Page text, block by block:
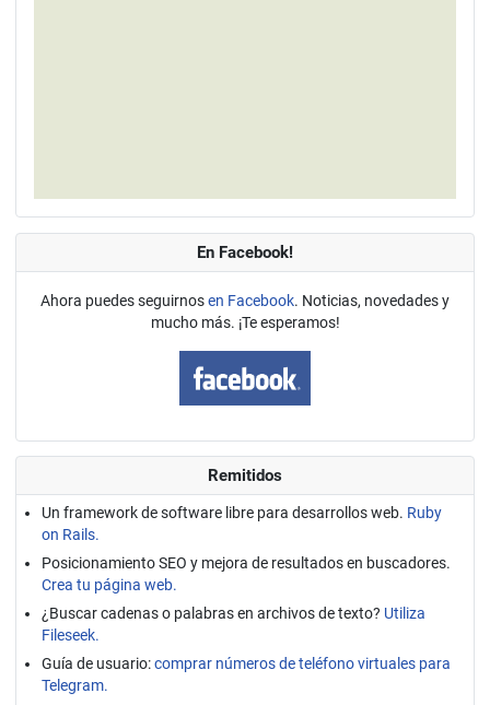
En Facebook!
Ahora puedes seguirnosen Facebook. Noticias, novedades y
mucho más. ¡Te esperamos!
Remitidos
Un framework de software libre para desarrollos web. Ruby
on Rails.
Posicionamiento SEO y mejora de resultados en buscadores.
Crea tu página web.
¿Buscar cadenas o palabras en archivos de texto? Utiliza
Fileseek.
Guía de usuario:comprar números de teléfono virtuales para
Telegram.